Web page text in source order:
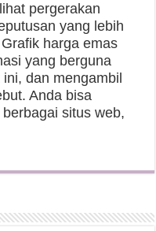
pergerakan
yang lebih
harga emas
yang berguna
dan mengambil
Anda bisa
situs web,